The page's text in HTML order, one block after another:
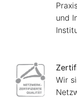
und
Wir